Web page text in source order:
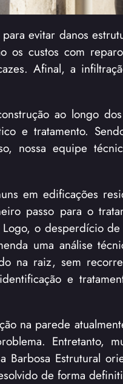
evitar danos
os custos com
Afinal, a
ao longo
e tratamento.
nossa equipe
em edificações
passo para o
o desperdício
uma análise
na raiz, sem
e
na parede
Entretanto,
Estrutural
de forma